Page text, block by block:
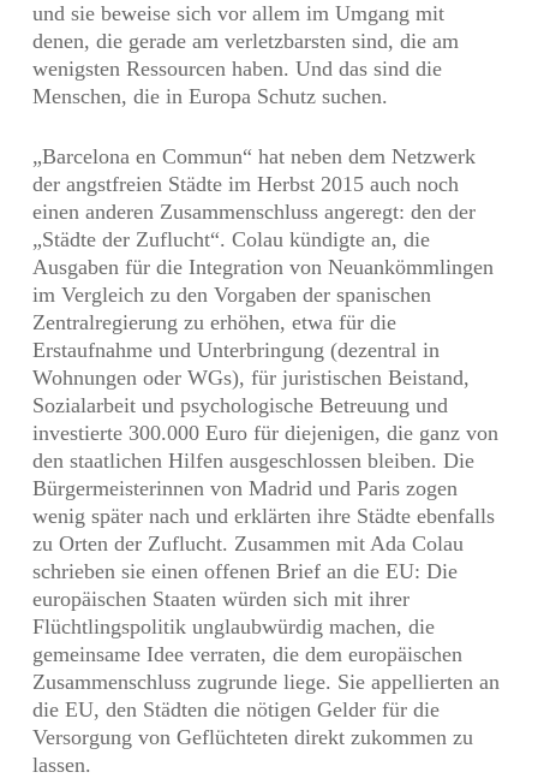
und sie beweise sich vor allem im Umgang mit
denen, die gerade am verletzbarsten sind, die am
wenigsten Ressourcen haben. Und das sind die
Menschen, die in Europa Schutz suchen.
„Barcelona en Commun“ hat neben dem Netzwerk
der angstfreien Städte im Herbst 2015 auch noch
einen anderen Zusammenschluss angeregt: den der
„Städte der Zuflucht“. Colau kündigte an, die
Ausgaben für die Integration von Neuankömmlingen
im Vergleich zu den Vorgaben der spanischen
Zentralregierung zu erhöhen, etwa für die
Erstaufnahme und Unterbringung (dezentral in
Wohnungen oder WGs), für juristischen Beistand,
Sozialarbeit und psychologische Betreuung und
investierte 300.000 Euro für diejenigen, die ganz von
den staatlichen Hilfen ausgeschlossen bleiben. Die
Bürgermeisterinnen von Madrid und Paris zogen
wenig später nach und erklärten ihre Städte ebenfalls
zu Orten der Zuflucht. Zusammen mit Ada Colau
schrieben sie einen offenen Brief an die EU: Die
europäischen Staaten würden sich mit ihrer
Flüchtlingspolitik unglaubwürdig machen, die
gemeinsame Idee verraten, die dem europäischen
Zusammenschluss zugrunde liege. Sie appellierten an
die EU, den Städten die nötigen Gelder für die
Versorgung von Geflüchteten direkt zukommen zu
lassen.